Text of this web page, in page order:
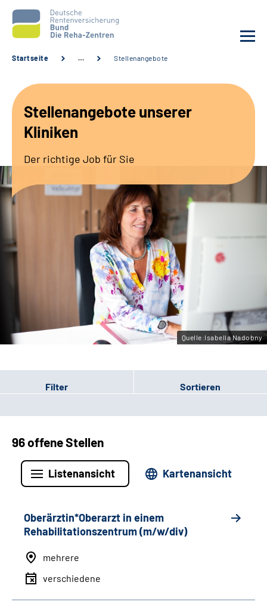
Unsere Kliniken
Sozialdienste & Zuweisende
Erweiterte Suche
Gebärdensprache
Leichte Sprache
Startseite … Stellenangebote
Stellenangebote unserer
Kliniken
Der richtige Job für Sie
Quelle:Isabella Nadobny
Filter Sortieren
96 offene Stellen
Listenansicht Kartenansicht
Oberärztin*Oberarzt in einem
Rehabilitationszentrum (m/w/div)
mehrere
verschiedene